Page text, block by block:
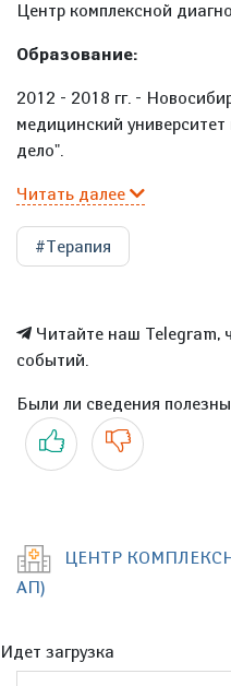
Центр комплексной
Образование:
2012 - 2018 гг. -
медицинский
дело".
Читать далее
#Терапия
Читайте наш Telegram,
событий.
Были ли сведения
Да Нет
ЦЕНТР
АП)
Идет загрузка